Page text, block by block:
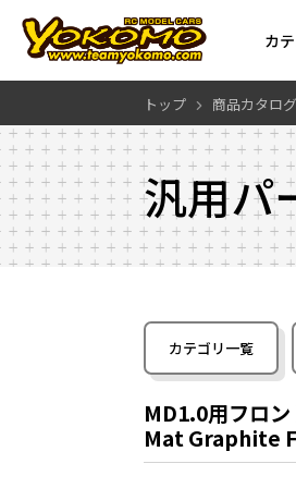
カ
トップ 商品カタログ
汎用パ
カテゴリ一覧
MD1.0用フロ
Mat Graphite